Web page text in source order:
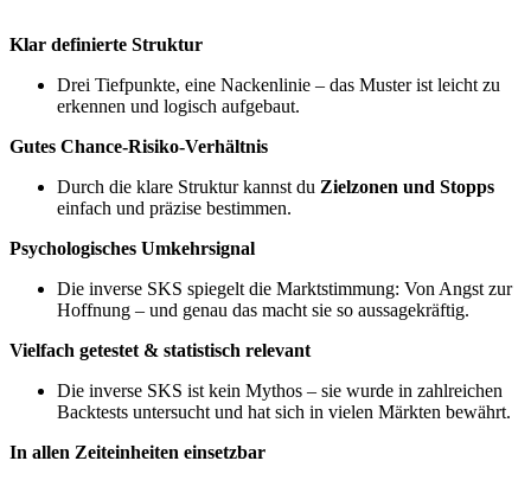
Klar definierte Struktur
Drei Tiefpunkte, eine Nackenlinie – das Muster ist leicht zu
erkennen und logisch aufgebaut.
Gutes Chance-Risiko-Verhältnis
Durch die klare Struktur kannst du Zielzonen und Stopps
einfach und präzise bestimmen.
Psychologisches Umkehrsignal
Die inverse SKS spiegelt die Marktstimmung: Von Angst zur
Hoffnung – und genau das macht sie so aussagekräftig.
Vielfach getestet & statistisch relevant
Die inverse SKS ist kein Mythos – sie wurde in zahlreichen
Backtests untersucht und hat sich in vielen Märkten bewährt.
In allen Zeiteinheiten einsetzbar